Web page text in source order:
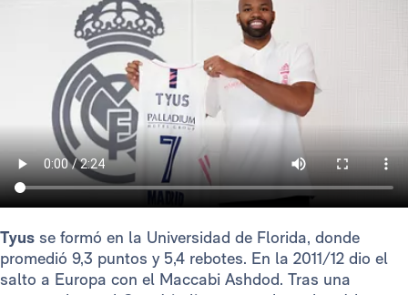
Tyus se formó en la Universidad de Florida, donde
promedió 9,3 puntos y 5,4 rebotes. En la 2011/12 dio el
salto a Europa con el Maccabi Ashdod. Tras una